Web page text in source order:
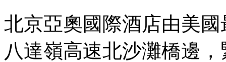
北京亞奧國際酒店由美
八達嶺高速北沙灘橋邊